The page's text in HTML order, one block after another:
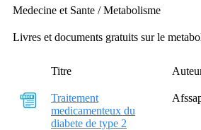
Medecine et Sante / Metabolisme
Livres et documents gratuits sur le
Titre
Traitement
medicamenteux du
diabete de type 2